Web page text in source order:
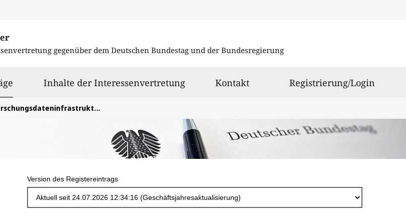
gegenüber dem Deutschen Bundestag und der Bundesregierung
ausgewähltInhalte der Interessenvertretung Kontakt Registrierung/Login
(NFDI) e.V.
Version des Registereintrags